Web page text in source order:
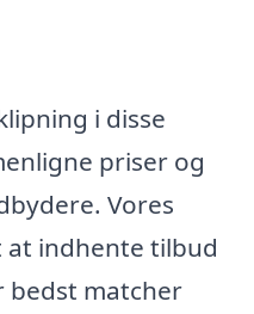
i disse
priser og
Vores
indhente tilbud
bedst matcher